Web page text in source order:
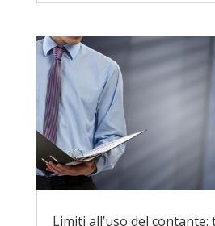
Limiti all’uso del